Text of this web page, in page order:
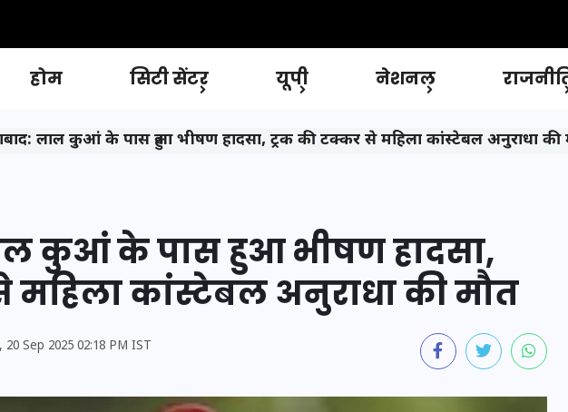
होम सिटी सेंटर यूपी नेशनल
लाल कुआं के पास हुआ भीषण हादसा, ट्रक की टक्कर से महिला कांस्टेबल अनुराधा की
कुआं के पास हुआ भीषण हादसा,
महिला कांस्टेबल अनुराधा की मौत
20 Sep 2025 02:18 PM IST